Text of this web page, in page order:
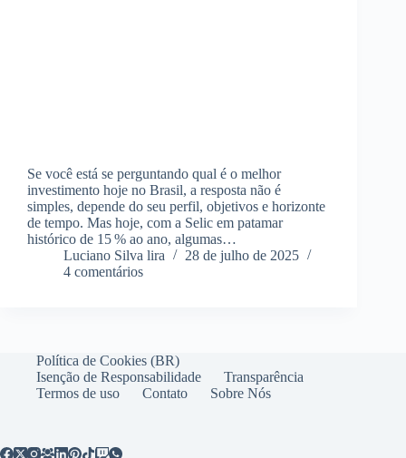
Se você está se perguntando qual é o melhor
investimento hoje no Brasil, a resposta não é
simples, depende do seu perfil, objetivos e horizonte
de tempo. Mas hoje, com a Selic em patamar
histórico de 15 % ao ano, algumas…
Luciano Silva lira
28 de julho de 2025
4 comentários
Política de Cookies (BR)
Isenção de Responsabilidade
Transparência
Termos de uso
Contato Sobre Nós